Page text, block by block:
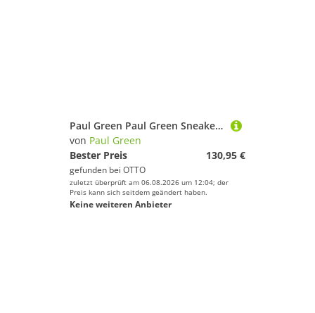
Paul Green Paul Green Sneaker Nubukleder Ankleboots
von Paul Green
Bester Preis
130,95 €
gefunden bei OTTO
zuletzt überprüft am 06.08.2026 um 12:04; der
Preis kann sich seitdem geändert haben.
Keine weiteren Anbieter